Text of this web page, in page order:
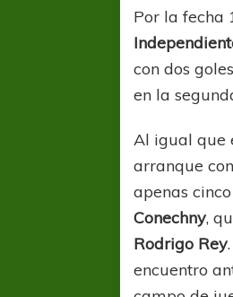
Por la fecha
con dos
en la
Al igual que
arranque
apenas
Conechny,
Rodrigo Rey
encuentro